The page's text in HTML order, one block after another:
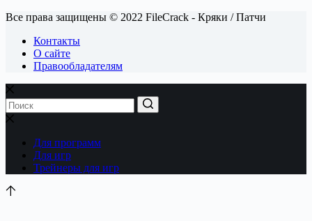
Все права защищены © 2022 FileCrack - Кряки / Патчи
Контакты
О сайте
Правообладателям
Для программ
Для игр
Трейнеры для игр